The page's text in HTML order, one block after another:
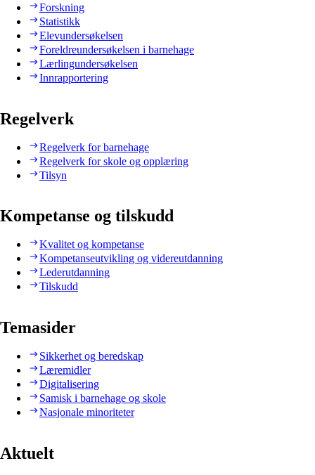
Forskning
Statistikk
Elevundersøkelsen
Foreldreundersøkelsen i barnehage
Lærlingundersøkelsen
Innrapportering
Regelverk
Regelverk for barnehage
Regelverk for skole og opplæring
Tilsyn
Kompetanse og tilskudd
Kvalitet og kompetanse
Kompetanseutvikling og videreutdanning
Lederutdanning
Tilskudd
Temasider
Sikkerhet og beredskap
Læremidler
Digitalisering
Samisk i barnehage og skole
Nasjonale minoriteter
Aktuelt